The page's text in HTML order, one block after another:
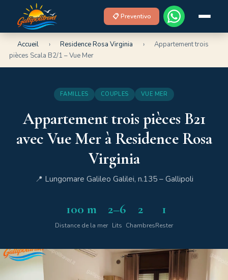
📋 Preventivo
Accueil › Residence Rosa Virginia ›
Appartement trois
pièces Scala B2/1 – Vue Mer
FAMILLES COUPLES VUE MER
Appartement trois pièces B21
avec Vue Mer à Residence Rosa
Virginia
📍 Lungomare Galileo Galilei, n.135 – Gallipoli
100 m
Distance de la mer
2–6
Lits
2
Chambres
1
Rester